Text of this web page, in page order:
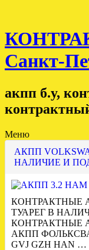
Санкт-
акпп б.у,
Меню
АКПП
НАЛИЧИЕ И
КОНТРАКТНЫЕ
ТУАРЕГ В
КОНТРАКТНЫЕ
АКПП
GVJ GZH HAN …